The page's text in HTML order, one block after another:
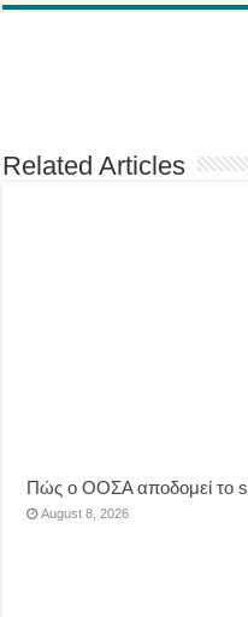
Related Articles
Πώς ο ΟΟΣΑ αποδομεί το
August 8, 2026